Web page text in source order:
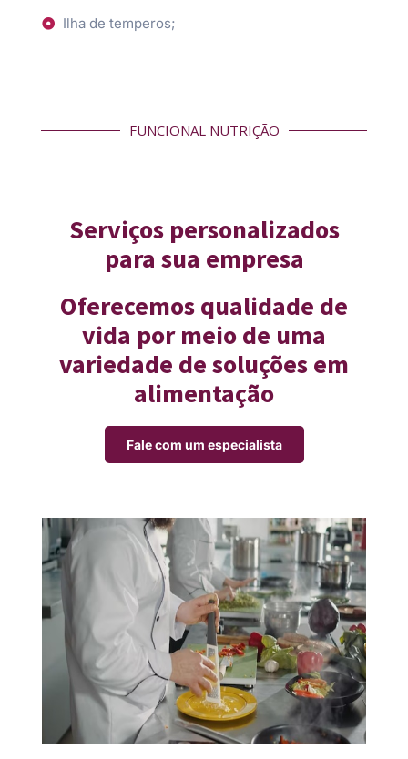
Ilha de temperos;
FUNCIONAL NUTRIÇÃO
Serviços personalizados
para sua empresa
Oferecemos qualidade de
vida por meio de uma
variedade de soluções em
alimentação
Fale com um especialista